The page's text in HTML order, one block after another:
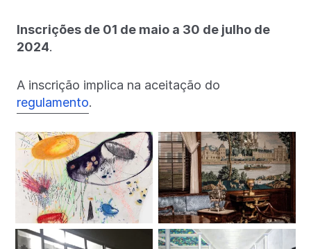
Inscrições de 01 de maio a 30 de julho de
2024.
A inscrição implica na aceitação do
regulamento.